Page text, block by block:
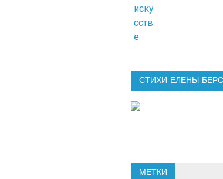
СТИХИ ЕЛЕНЫ
МЕТКИ